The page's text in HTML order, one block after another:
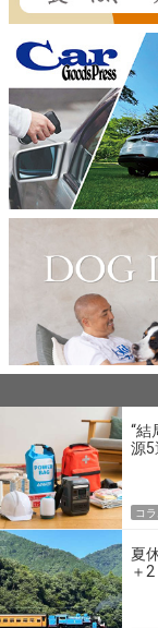
“結
源5
コ
夏
＋